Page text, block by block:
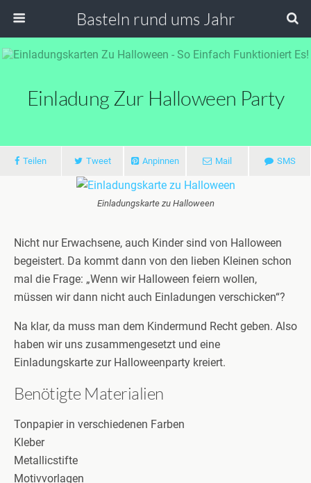
Basteln rund ums Jahr
Einladung Zur Halloween Party
Teilen Tweet Anpinnen Mail SMS
Einladungskarte zu Halloween
Nicht nur Erwachsene, auch Kinder sind von Halloween
begeistert. Da kommt dann von den lieben Kleinen schon
mal die Frage: „Wenn wir Halloween feiern wollen,
müssen wir dann nicht auch Einladungen verschicken“?
Na klar, da muss man dem Kindermund Recht geben. Also
haben wir uns zusammengesetzt und eine
Einladungskarte zur Halloweenparty kreiert.
Benötigte Materialien
Tonpapier in verschiedenen Farben
Kleber
Metallicstifte
Motivvorlagen